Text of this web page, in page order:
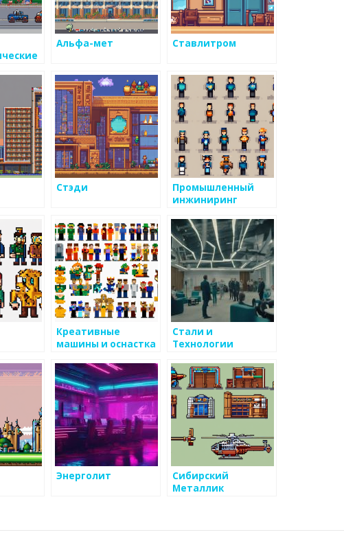
Альфа-мет Ставлитром
Стэди
Промышленный
инжиниринг
Креативные
машины и оснастка
Стали и
Технологии
Энерголит
Сибирский
Металлик